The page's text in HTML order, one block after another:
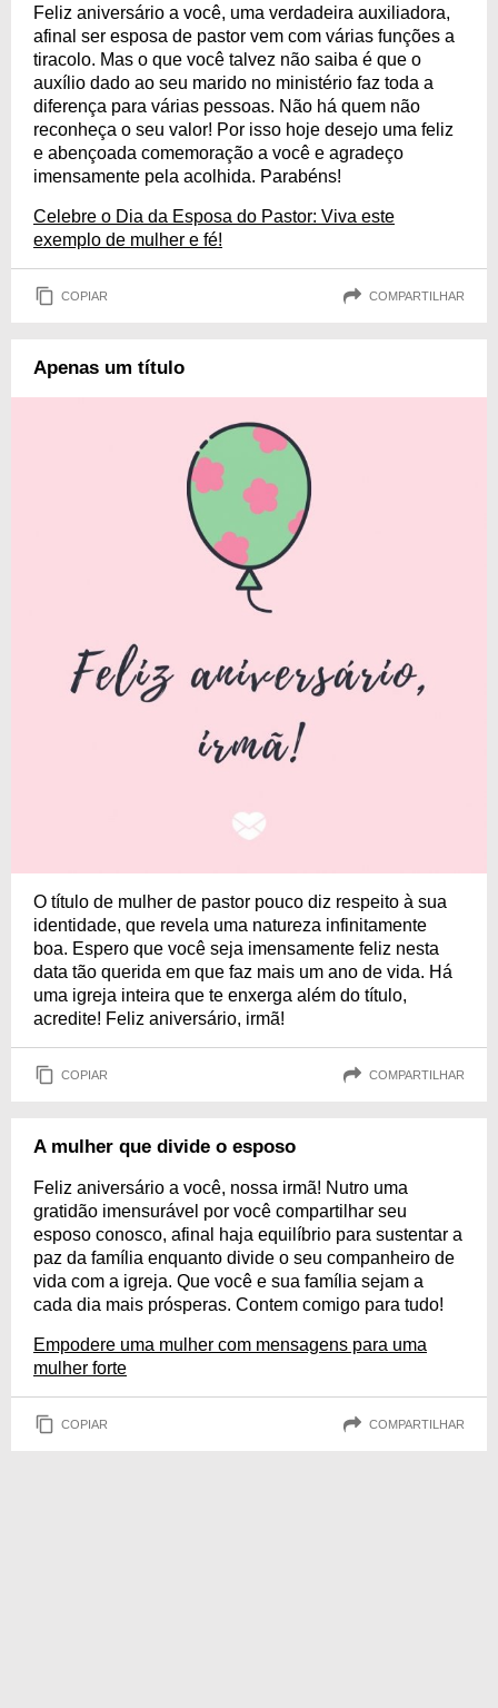
Feliz aniversário a você, uma verdadeira auxiliadora,
afinal ser esposa de pastor vem com várias funções a
tiracolo. Mas o que você talvez não saiba é que o
auxílio dado ao seu marido no ministério faz toda a
diferença para várias pessoas. Não há quem não
reconheça o seu valor! Por isso hoje desejo uma feliz
e abençoada comemoração a você e agradeço
imensamente pela acolhida. Parabéns!
Celebre o Dia da Esposa do Pastor: Viva este
exemplo de mulher e fé!
COPIAR COMPARTILHAR
Apenas um título
O título de mulher de pastor pouco diz respeito à sua
identidade, que revela uma natureza infinitamente
boa. Espero que você seja imensamente feliz nesta
data tão querida em que faz mais um ano de vida. Há
uma igreja inteira que te enxerga além do título,
acredite! Feliz aniversário, irmã!
COPIAR COMPARTILHAR
A mulher que divide o esposo
Feliz aniversário a você, nossa irmã! Nutro uma
gratidão imensurável por você compartilhar seu
esposo conosco, afinal haja equilíbrio para sustentar a
paz da família enquanto divide o seu companheiro de
vida com a igreja. Que você e sua família sejam a
cada dia mais prósperas. Contem comigo para tudo!
Empodere uma mulher com mensagens para uma
mulher forte
COPIAR COMPARTILHAR